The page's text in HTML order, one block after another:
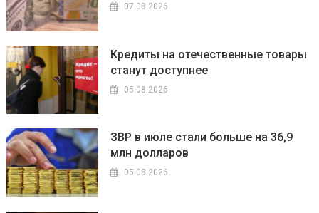
07.08.2026
Кредиты на отечественные товары
станут доступнее
05.08.2026
ЗВР в июле стали больше на 36,9
млн долларов
05.08.2026